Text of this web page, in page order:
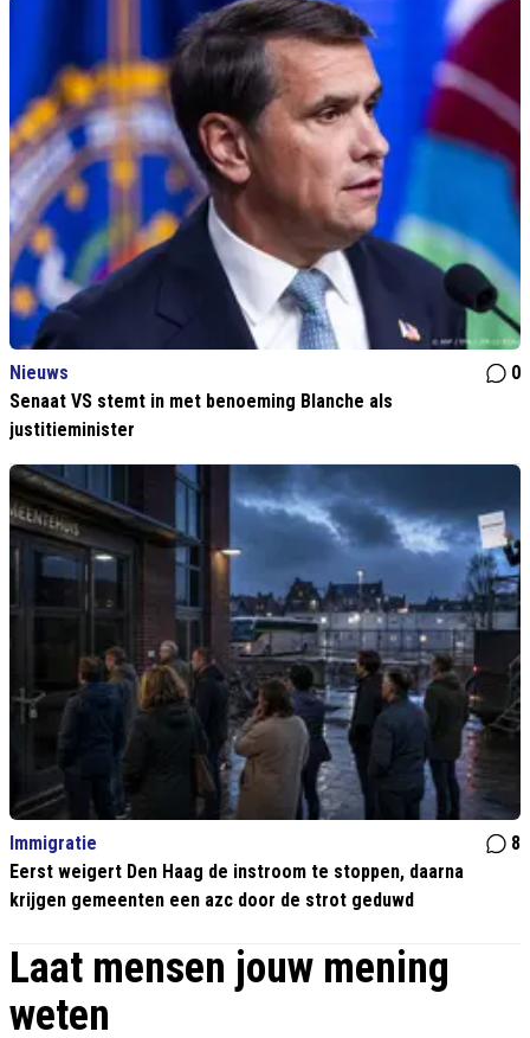
Nieuws
0
Senaat VS stemt in met benoeming Blanche als
justitieminister
Immigratie
8
Eerst weigert Den Haag de instroom te stoppen, daarna
krijgen gemeenten een azc door de strot geduwd
Laat mensen jouw mening
weten